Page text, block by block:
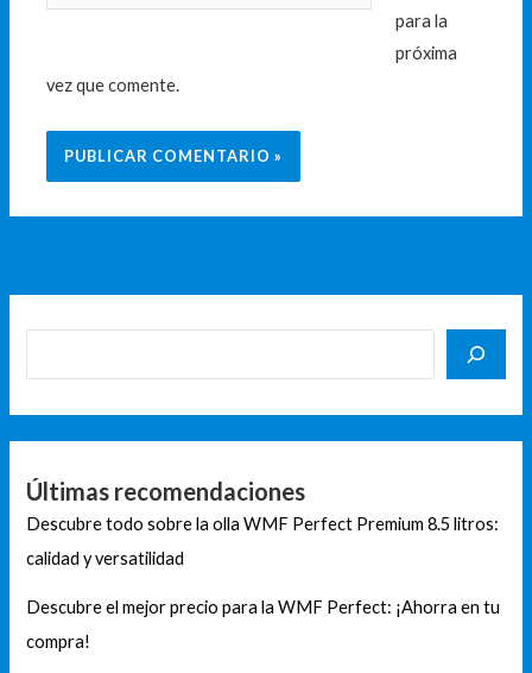
para la
próxima
vez que comente.
Últimas recomendaciones
Descubre todo sobre la olla WMF Perfect Premium 8.5 litros:
calidad y versatilidad
Descubre el mejor precio para la WMF Perfect: ¡Ahorra en tu
compra!